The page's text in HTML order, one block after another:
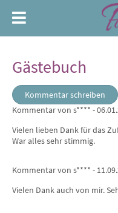
Gästebuch
Kommentar schreiben
Kommentar von s**** -
Vielen lieben Dank für das
War alles sehr stimmig.
Kommentar von s**** -
Vielen Dank auch von mir.